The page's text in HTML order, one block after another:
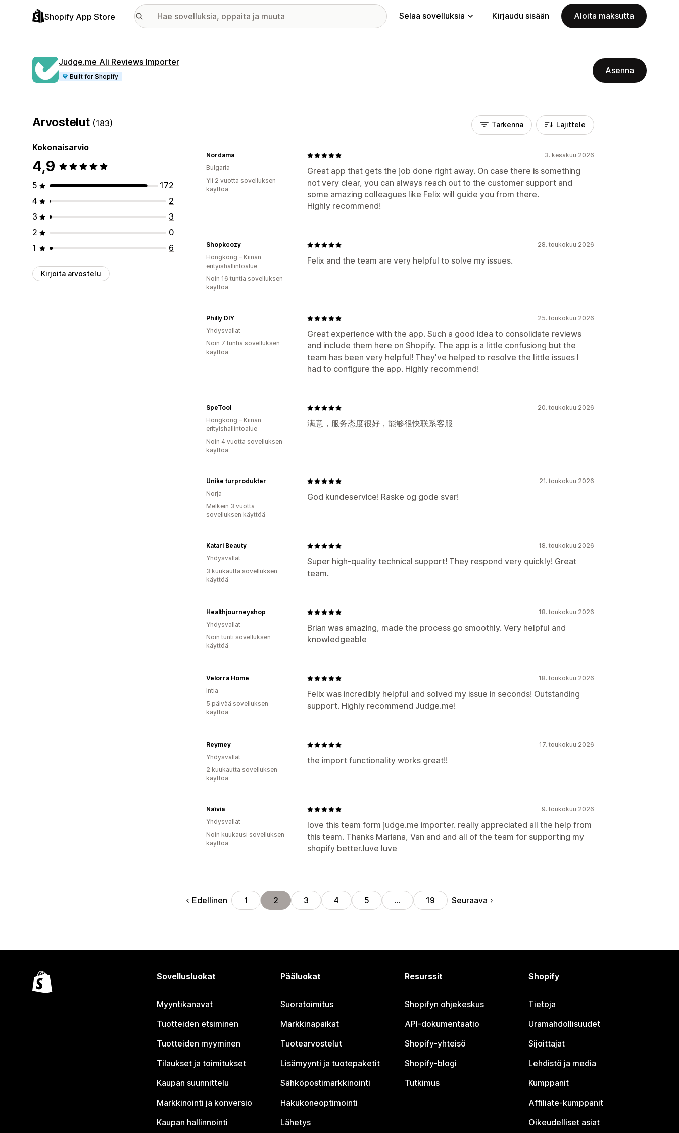
Shopify App Store Selaa sovelluksia Kirjaudu sisään Aloita maksutta
Judge.me Ali Reviews Importer
Built for Shopify
Asenna
Arvostelut (183)
Kokonaisarvio
4,9
5
172
4
2
3
3
2
0
1
6
Kirjoita arvostelu
Tarkenna Lajittele
3. kesäkuu 2026
Great app that gets the job done right away. On case there is something
not very clear, you can always reach out to the customer support and
some amazing colleagues like Felix will guide you from there.
Highly recommend!
Nordama
Bulgaria
Yli 2 vuotta sovelluksen
käyttöä
28. toukokuu 2026
Felix and the team are very helpful to solve my issues.
Shopkcozy
Hongkong – Kiinan
erityishallintoalue
Noin 16 tuntia sovelluksen
käyttöä
25. toukokuu 2026
Great experience with the app. Such a good idea to consolidate reviews
and include them here on Shopify. The app is a little confusiong but the
team has been very helpful! They've helped to resolve the little issues I
had to configure the app. Highly recommend!
Philly DIY
Yhdysvallat
Noin 7 tuntia sovelluksen
käyttöä
20. toukokuu 2026
满意，服务态度很好，能够很快联系客服
SpeTool
Hongkong – Kiinan
erityishallintoalue
Noin 4 vuotta sovelluksen
käyttöä
21. toukokuu 2026
God kundeservice! Raske og gode svar!
Unike turprodukter
Norja
Melkein 3 vuotta
sovelluksen käyttöä
18. toukokuu 2026
Super high-quality technical support! They respond very quickly! Great
team.
Katari Beauty
Yhdysvallat
3 kuukautta sovelluksen
käyttöä
18. toukokuu 2026
Brian was amazing, made the process go smoothly. Very helpful and
knowledgeable
Healthjourneyshop
Yhdysvallat
Noin tunti sovelluksen
käyttöä
18. toukokuu 2026
Felix was incredibly helpful and solved my issue in seconds! Outstanding
support. Highly recommend Judge.me!
Velorra Home
Intia
5 päivää sovelluksen
käyttöä
17. toukokuu 2026
the import functionality works great!!
Reymey
Yhdysvallat
2 kuukautta sovelluksen
käyttöä
9. toukokuu 2026
love this team form judge.me importer. really appreciated all the help from
this team. Thanks Mariana, Van and and all of the team for supporting my
shopify better.luve luve
Naïvia
Yhdysvallat
Noin kuukausi sovelluksen
käyttöä
Edellinen 1 2 3 4 5 … 19 Seuraava
Sovellusluokat
Myyntikanavat
Tuotteiden etsiminen
Tuotteiden myyminen
Tilaukset ja toimitukset
Kaupan suunnittelu
Markkinointi ja konversio
Kaupan hallinnointi
Pääluokat
Suoratoimitus
Markkinapaikat
Tuotearvostelut
Lisämyynti ja tuotepaketit
Sähköpostimarkkinointi
Hakukoneoptimointi
Lähetys
Resurssit
Shopifyn ohjekeskus
API-dokumentaatio
Shopify-yhteisö
Shopify-blogi
Tutkimus
Shopify
Tietoja
Uramahdollisuudet
Sijoittajat
Lehdistö ja media
Kumppanit
Affiliate-kumppanit
Oikeudelliset asiat